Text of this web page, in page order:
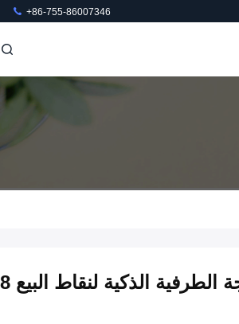
+86-755-86007346